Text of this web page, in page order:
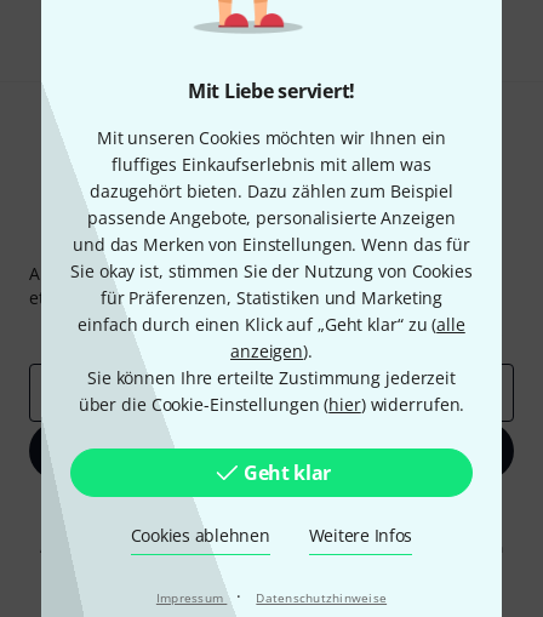
Mit Liebe serviert!
Mit unseren Cookies möchten wir Ihnen ein
fluffiges Einkaufserlebnis mit allem was
dazugehört bieten. Dazu zählen zum Beispiel
passende Angebote, personalisierte Anzeigen
und das Merken von Einstellungen. Wenn das für
Sie okay ist, stimmen Sie der Nutzung von Cookies
für Präferenzen, Statistiken und Marketing
einfach durch einen Klick auf „Geht klar“ zu (alle
anzeigen).
Sie können Ihre erteilte Zustimmung jederzeit
über die Cookie-Einstellungen (hier) widerrufen.
Geht klar
Cookies ablehnen Weitere Infos
Impressum · Datenschutzhinweise
Hilfe & Feedback
Thomann Newsletter
Abonniere den Thomann Newsletter und gewinne mit
etwas Glück einen von50 Gutscheinenüber jeweils
Inspirierende Beiträge
Deals Thomann Insights
E-Mail-Adresse*
Jetzt anmelden
Mit Klick auf „Jetzt anmelden“ stimmen Sie dem Erhalt von E-Mail-
Werbung und einer Messung des E-Mail-Nutzungsverhaltens zu. Die
Abmeldung ist jederzeit möglich. Weitere Informationen finden Sie in
unseren
* Pflichtfeld